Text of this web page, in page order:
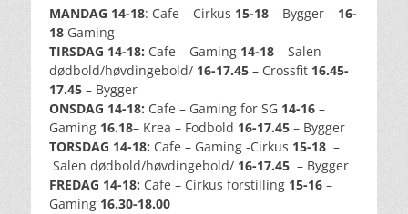
MANDAG 14-18: Cafe – Cirkus 15-18 – Bygger – 16-
18 Gaming
TIRSDAG 14-18: Cafe – Gaming 14-18 – Salen
dødbold/høvdingebold/ 16-17.45 – Crossfit 16.45-
17.45 – Bygger
ONSDAG 14-18: Cafe – Gaming for SG 14-16 –
Gaming 16.18– Krea – Fodbold 16-17.45 – Bygger
TORSDAG 14-18: Cafe – Gaming -Cirkus 15-18 –
Salen dødbold/høvdingebold/ 16-17.45 – Bygger
FREDAG 14-18: Cafe – Cirkus forstilling 15-16 –
Gaming 16.30-18.00